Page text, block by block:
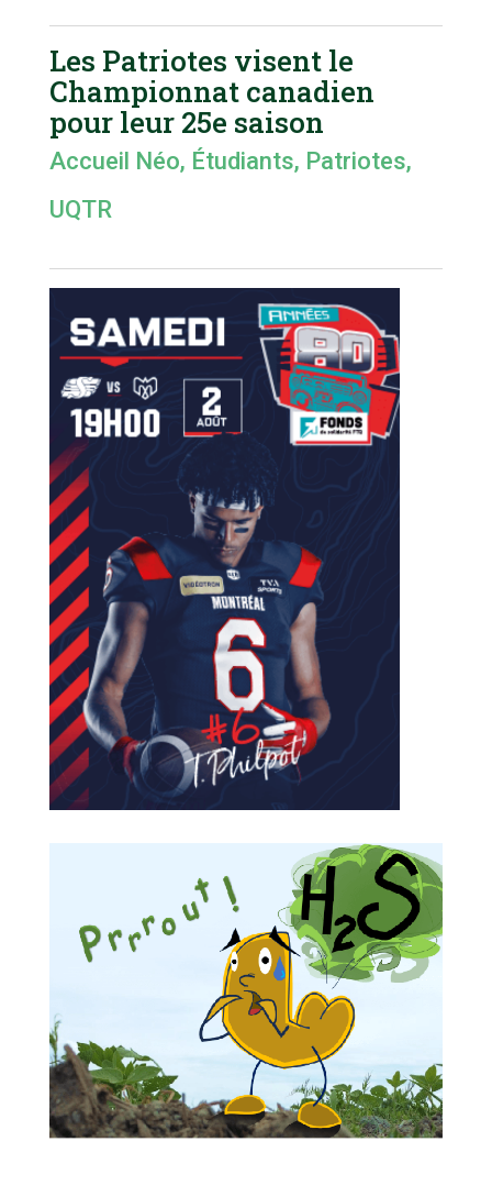
Les Patriotes visent le
Championnat canadien
pour leur 25e saison
Accueil Néo, Étudiants, Patriotes,
UQTR